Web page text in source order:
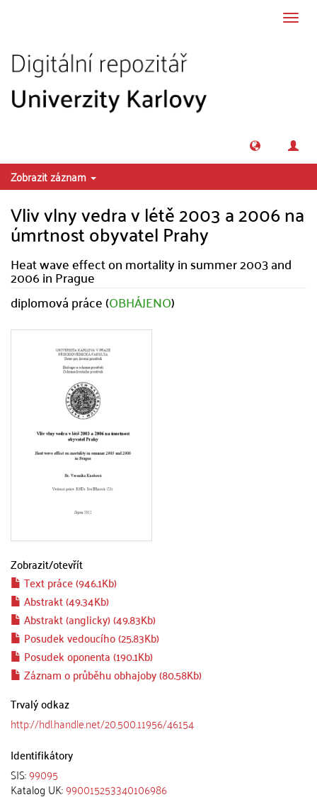
Zobrazit záznam
Vliv vlny vedra v létě 2003 a 2006 na
úmrtnost obyvatel Prahy
Heat wave effect on mortality in summer 2003 and
2006 in Prague
diplomová práce (OBHÁJENO)
Zobrazit/otevřít
Text práce (946.1Kb)
Abstrakt (49.34Kb)
Abstrakt (anglicky) (49.83Kb)
Posudek vedoucího (25.83Kb)
Posudek oponenta (190.1Kb)
Záznam o průběhu obhajoby (80.58Kb)
Trvalý odkaz
http://hdl.handle.net/20.500.11956/46154
Identifikátory
SIS:99095
Katalog UK:990015253340106986